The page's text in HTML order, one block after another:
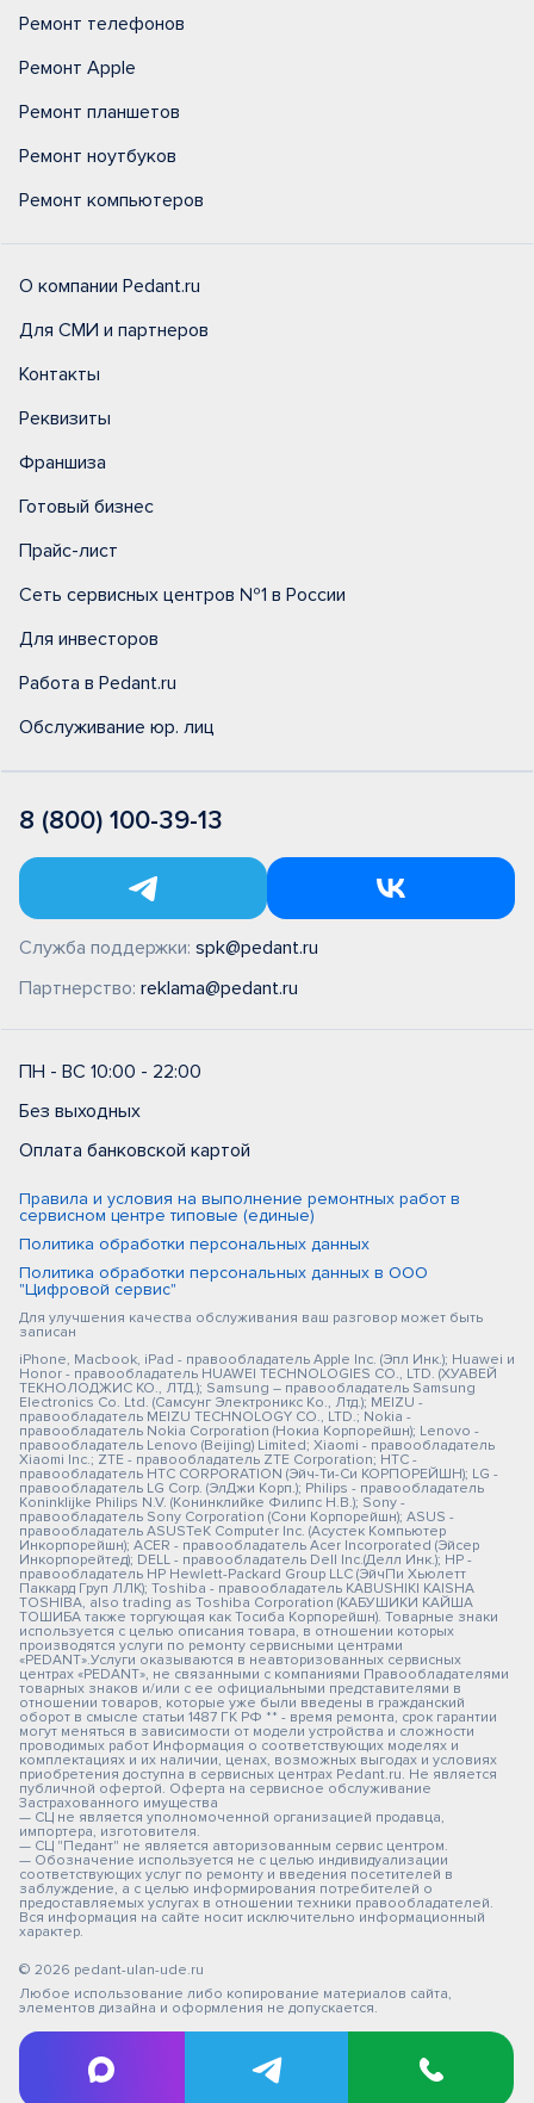
Ремонт телефонов
Ремонт Apple
Ремонт планшетов
Ремонт ноутбуков
Ремонт компьютеров
О компании Pedant.ru
Для СМИ и партнеров
Контакты
Реквизиты
Франшиза
Готовый бизнес
Прайс-лист
Сеть сервисных центров №1 в России
Для инвесторов
Работа в Pedant.ru
Обслуживание юр. лиц
8 (800) 100-39-13
Служба поддержки: spk@pedant.ru
Партнерство: reklama@pedant.ru
ПН - ВС 10:00 - 22:00
Без выходных
Оплата банковской картой
Правила и условия на выполнение ремонтных работ в
сервисном центре типовые (единые)
Политика обработки персональных данных
Политика обработки персональных данных в ООО
"Цифровой сервис"
Для улучшения качества обслуживания ваш разговор может быть
записан
iPhone, Macbook, iPad - правообладатель Apple Inc. (Эпл Инк.); Huawei и
Honor - правообладатель HUAWEI TECHNOLOGIES CO., LTD. (ХУАВЕЙ
ТЕКНОЛОДЖИС КО., ЛТД.); Samsung – правообладатель Samsung
Electronics Co. Ltd. (Самсунг Электроникс Ко., Лтд.); MEIZU -
правообладатель MEIZU TECHNOLOGY CO., LTD.; Nokia -
правообладатель Nokia Corporation (Нокиа Корпорейшн); Lenovo -
правообладатель Lenovo (Beijing) Limited; Xiaomi - правообладатель
Xiaomi Inc.; ZTE - правообладатель ZTE Corporation; HTC -
правообладатель HTC CORPORATION (Эйч-Ти-Си КОРПОРЕЙШН); LG -
правообладатель LG Corp. (ЭлДжи Корп.); Philips - правообладатель
Koninklijke Philips N.V. (Конинклийке Филипс Н.В.); Sony -
правообладатель Sony Corporation (Сони Корпорейшн); ASUS -
правообладатель ASUSTeK Computer Inc. (Асустек Компьютер
Инкорпорейшн); ACER - правообладатель Acer Incorporated (Эйсер
Инкорпорейтед); DELL - правообладатель Dell Inc.(Делл Инк.); HP -
правообладатель HP Hewlett-Packard Group LLC (ЭйчПи Хьюлетт
Паккард Груп ЛЛК); Toshiba - правообладатель KABUSHIKI KAISHA
TOSHIBA, also trading as Toshiba Corporation (КАБУШИКИ КАЙША
ТОШИБА также торгующая как Тосиба Корпорейшн). Товарные знаки
используется с целью описания товара, в отношении которых
производятся услуги по ремонту сервисными центрами
«PEDANT».Услуги оказываются в неавторизованных сервисных
центрах «PEDANT», не связанными с компаниями Правообладателями
товарных знаков и/или с ее официальными представителями в
отношении товаров, которые уже были введены в гражданский
оборот в смысле статьи 1487 ГК РФ ** - время ремонта, срок гарантии
могут меняться в зависимости от модели устройства и сложности
проводимых работ Информация о соответствующих моделях и
комплектациях и их наличии, ценах, возможных выгодах и условиях
приобретения доступна в сервисных центрах Pedant.ru. Не является
публичной офертой. Оферта на сервисное обслуживание
Застрахованного имущества
— СЦ не является уполномоченной организацией продавца,
импортера, изготовителя.
— СЦ "Педант" не является авторизованным сервис центром.
— Обозначение используется не с целью индивидуализации
соответствующих услуг по ремонту и введения посетителей в
заблуждение, а с целью информирования потребителей о
предоставляемых услугах в отношении техники правообладателей.
Вся информация на сайте носит исключительно информационный
характер.
© 2026 pedant-ulan-ude.ru
Любое использование либо копирование материалов сайта,
элементов дизайна и оформления не допускается.